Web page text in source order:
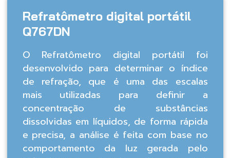
Refratômetro digital portátil
Q767DN
O Refratômetro digital portátil foi
desenvolvido para determinar o índice
de refração, que é uma das escalas
mais utilizadas para definir a
concentração de substâncias
dissolvidas em líquidos, de forma rápida
e precisa, a análise é feita com base no
comportamento da luz gerada pelo